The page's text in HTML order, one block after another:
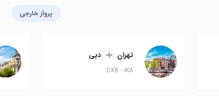
پرواز خارجی
تهران دبی
IKA
DXB